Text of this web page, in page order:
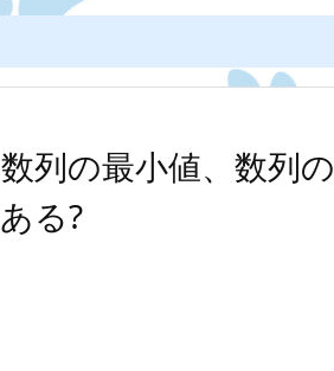
列の最小値、数列の
る?